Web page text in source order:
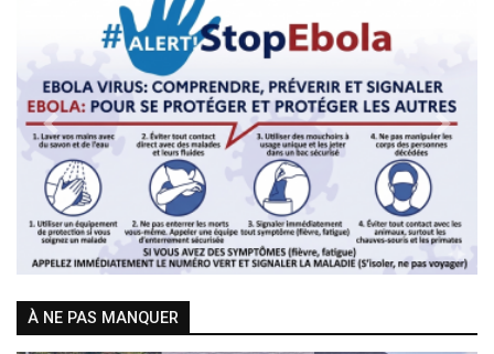
Previous Next
À NE PAS MANQUER